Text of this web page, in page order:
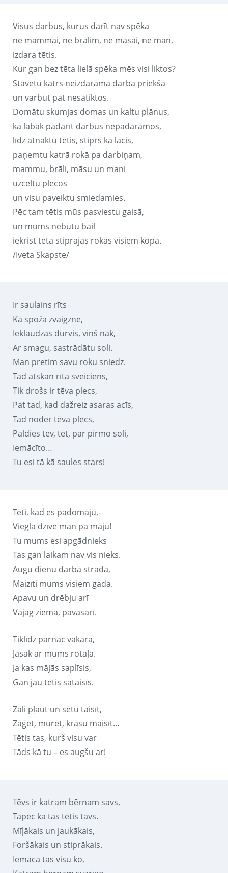
Visus darbus, kurus darīt nav spēka
ne mammai, ne brālim, ne māsai, ne man,
izdara tētis.
Kur gan bez tēta lielā spēka mēs visi liktos?
Stāvētu katrs neizdarāmā darba priekšā
un varbūt pat nesatiktos.
Domātu skumjas domas un kaltu plānus,
kā labāk padarīt darbus nepadarāmos,
līdz atnāktu tētis, stiprs kā lācis,
paņemtu katrā rokā pa darbiņam,
mammu, brāli, māsu un mani
uzceltu plecos
un visu paveiktu smiedamies.
Pēc tam tētis mūs pasviestu gaisā,
un mums nebūtu bail
iekrist tēta stiprajās rokās visiem kopā.
/Iveta Skapste/
Ir saulains rīts
Kā spoža zvaigzne,
Ieklaudzas durvis, viņš nāk,
Ar smagu, sastrādātu soli.
Man pretim savu roku sniedz.
Tad atskan rīta sveiciens,
Tik drošs ir tēva plecs,
Pat tad, kad dažreiz asaras acīs,
Tad noder tēva plecs,
Paldies tev, tēt, par pirmo soli,
Iemācīto…
Tu esi tā kā saules stars!
Tēti, kad es padomāju,-
Viegla dzīve man pa māju!
Tu mums esi apgādnieks
Tas gan laikam nav vis nieks.
Augu dienu darbā strādā,
Maizīti mums visiem gādā.
Apavu un drēbju arī
Vajag ziemā, pavasarī.
Tiklīdz pārnāc vakarā,
Jāsāk ar mums rotaļa.
Ja kas mājās saplīsis,
Gan jau tētis sataisīs.
Zāli pļaut un sētu taisīt,
Zāģēt, mūrēt, krāsu maisīt…
Tētis tas, kurš visu var
Tāds kā tu – es augšu ar!
Tēvs ir katram bērnam savs,
Tāpēc ka tas tētis tavs.
Mīļākais un jaukākais,
Foršākais un stiprākais.
Iemāca tas visu ko,